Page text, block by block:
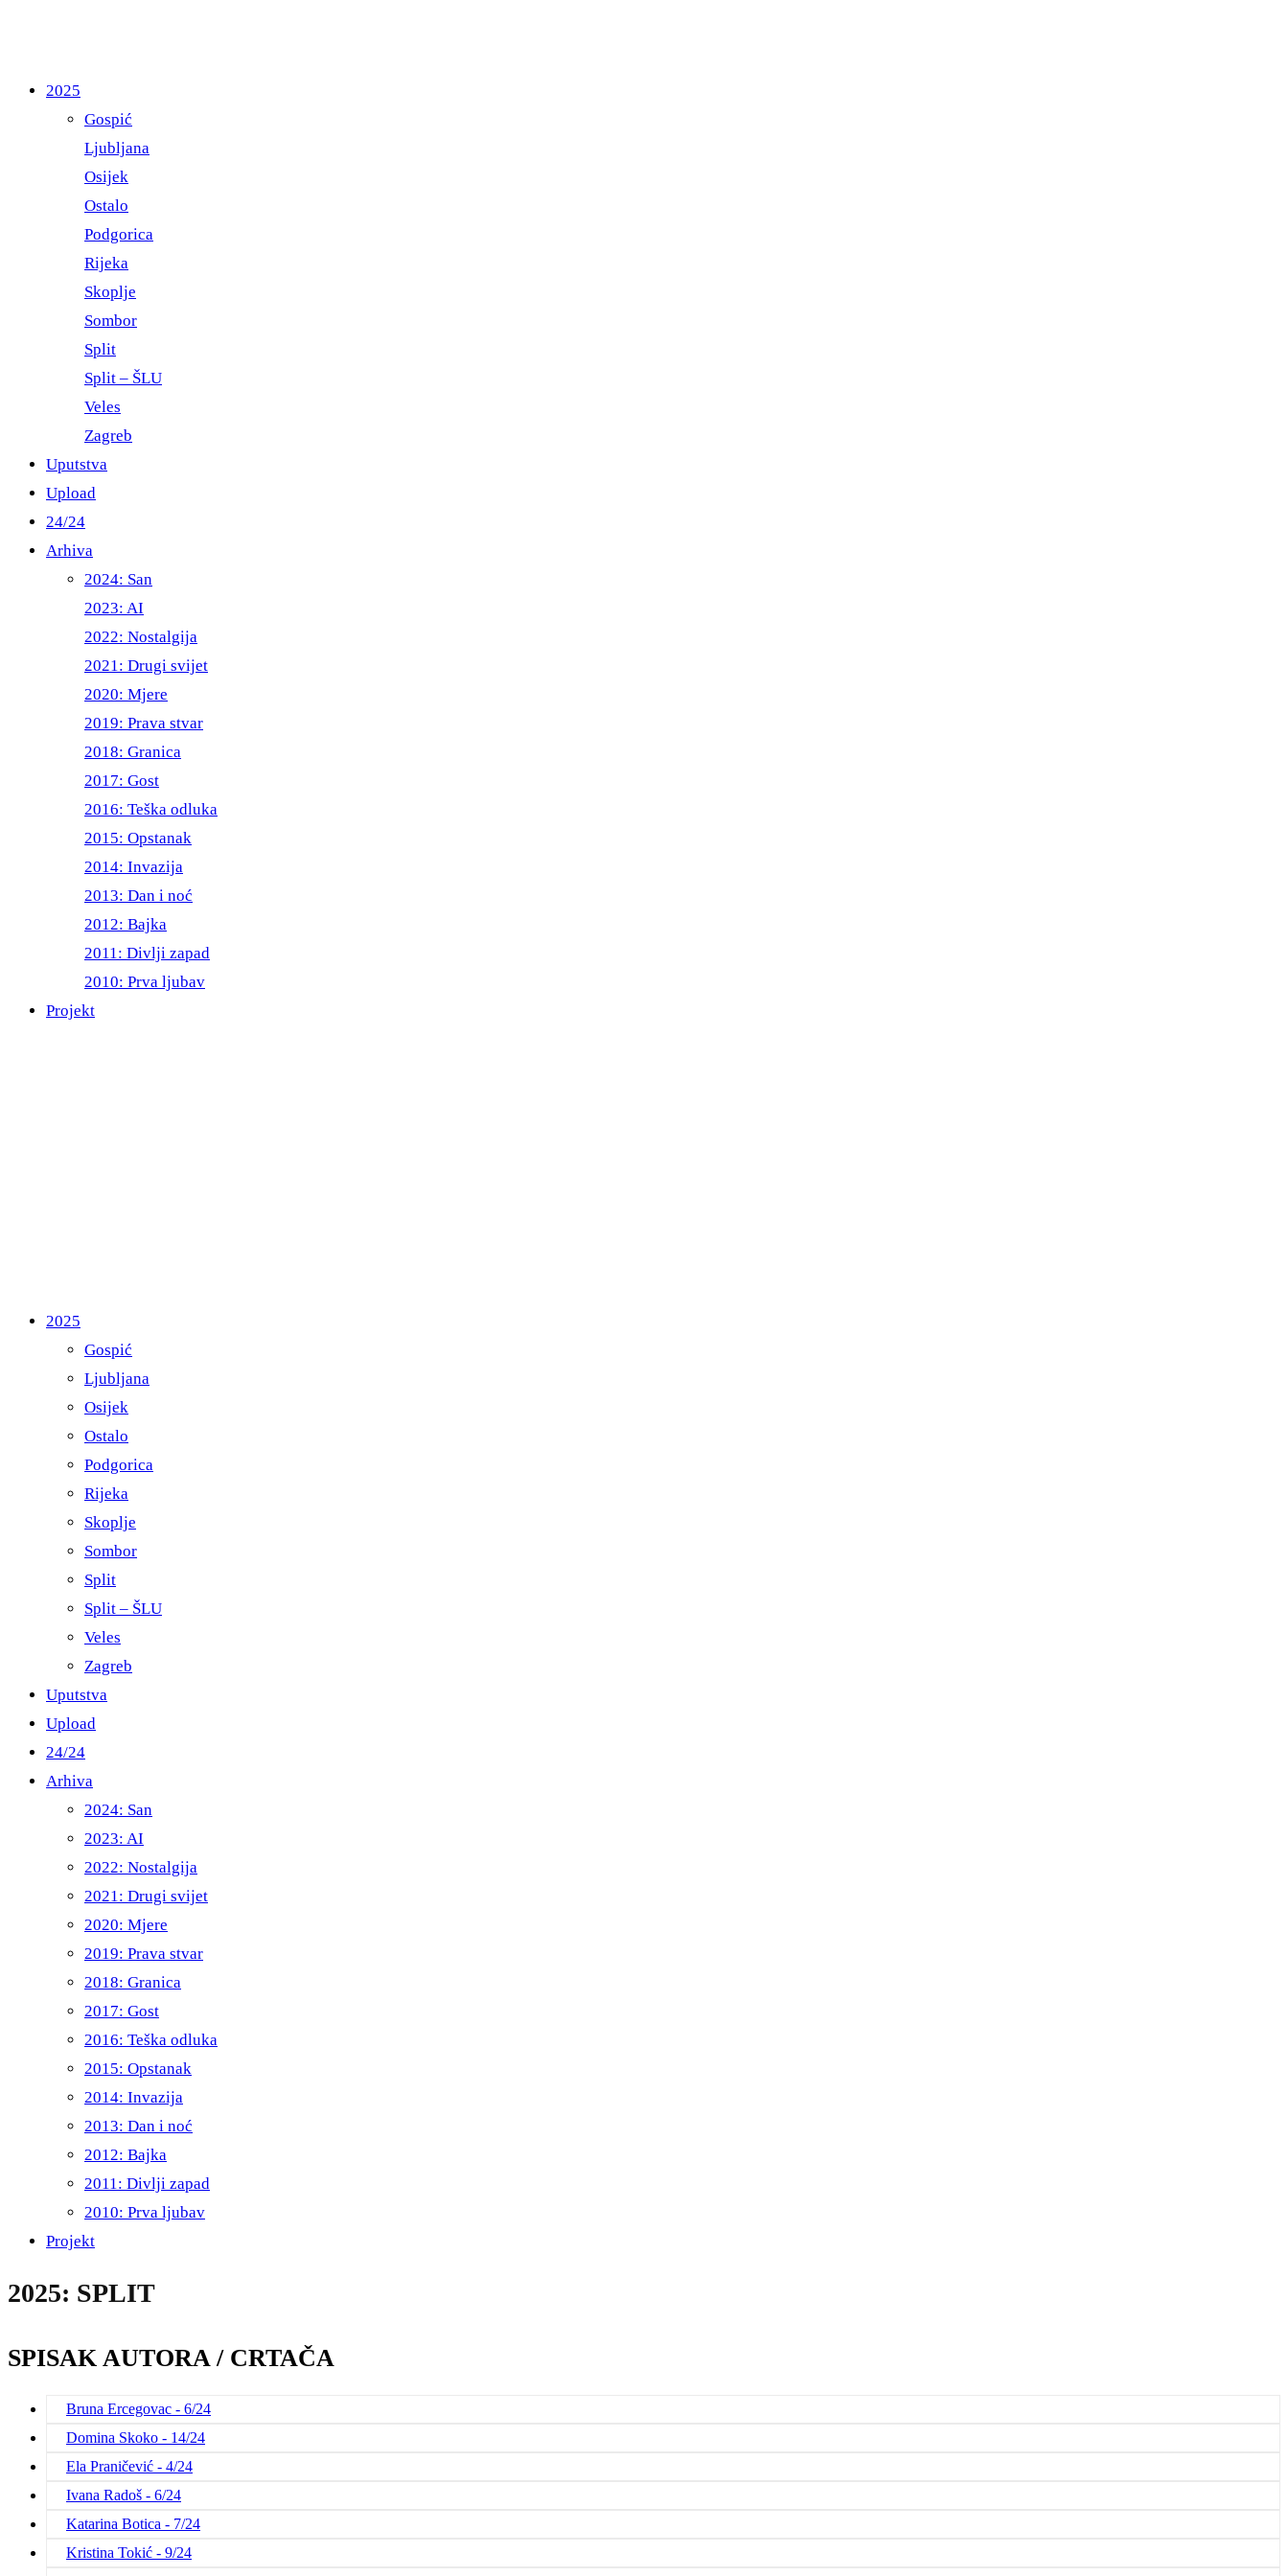
2025
Gospić
Ljubljana
Osijek
Ostalo
Podgorica
Rijeka
Skoplje
Sombor
Split
Split – ŠLU
Veles
Zagreb
Uputstva
Upload
24/24
Arhiva
2024: San
2023: AI
2022: Nostalgija
2021: Drugi svijet
2020: Mjere
2019: Prava stvar
2018: Granica
2017: Gost
2016: Teška odluka
2015: Opstanak
2014: Invazija
2013: Dan i noć
2012: Bajka
2011: Divlji zapad
2010: Prva ljubav
Projekt
2025
Gospić
Ljubljana
Osijek
Ostalo
Podgorica
Rijeka
Skoplje
Sombor
Split
Split – ŠLU
Veles
Zagreb
Uputstva
Upload
24/24
Arhiva
2024: San
2023: AI
2022: Nostalgija
2021: Drugi svijet
2020: Mjere
2019: Prava stvar
2018: Granica
2017: Gost
2016: Teška odluka
2015: Opstanak
2014: Invazija
2013: Dan i noć
2012: Bajka
2011: Divlji zapad
2010: Prva ljubav
Projekt
2025: SPLIT
SPISAK AUTORA / CRTAČA
Bruna Ercegovac - 6/24
Domina Skoko - 14/24
Ela Praničević - 4/24
Ivana Radoš - 6/24
Katarina Botica - 7/24
Kristina Tokić - 9/24